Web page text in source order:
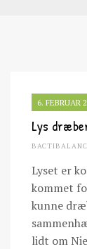
6. FEBRUAR
Lys
Lyset er
kommet
kunne
lidt om